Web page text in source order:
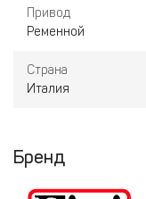
Привод
Ременной
Страна
Италия
Бренд